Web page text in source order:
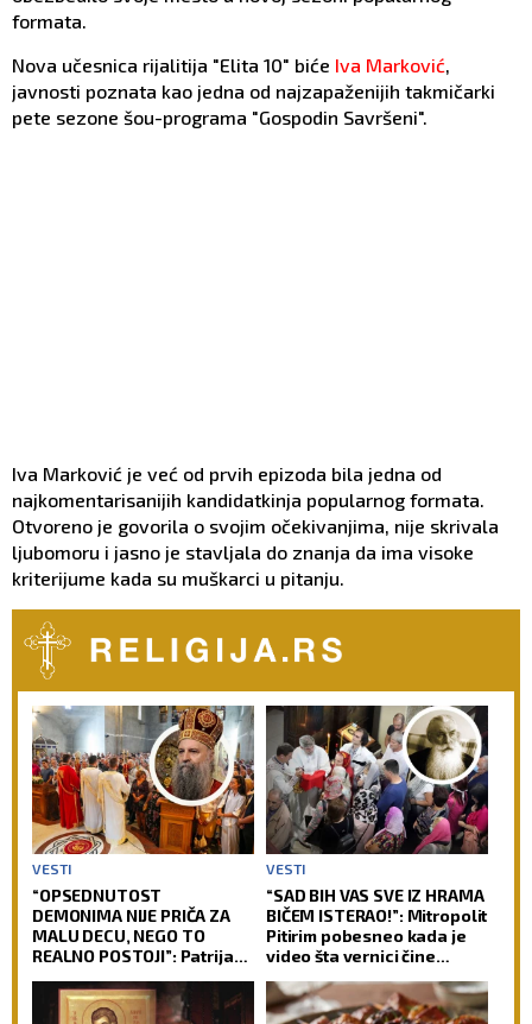
formata.
Nova učesnica rijalitija "Elita 10" biće Iva Marković,
javnosti poznata kao jedna od najzapaženijih takmičarki
pete sezone šou-programa "Gospodin Savršeni".
Iva Marković je već od prvih epizoda bila jedna od
najkomentarisanijih kandidatkinja popularnog formata.
Otvoreno je govorila o svojim očekivanjima, nije skrivala
ljubomoru i jasno je stavljala do znanja da ima visoke
kriterijume kada su muškarci u pitanju.
VESTI
“OPSEDNUTOST
DEMONIMA NIJE PRIČA ZA
MALU DECU, NEGO TO
REALNO POSTOJI”: Patrijarh
poruku o nečistim silama
(VIDEO)
VESTI
“SAD BIH VAS SVE IZ HRAMA
BIČEM ISTERAO!”: Mitropolit
Pitirim pobesneo kada je
video šta vernici čine
nikada ne radite